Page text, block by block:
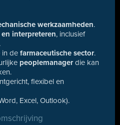
werkzaamheden.
en interpreteren, inclusief
in de farmaceutische sector.
peoplemanagerdie kan
flexibel en
Excel, Outlook).